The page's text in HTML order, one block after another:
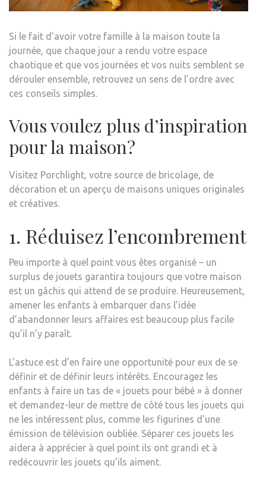
Si le fait d’avoir votre famille à la maison toute la
journée, que chaque jour a rendu votre espace
chaotique et que vos journées et vos nuits semblent se
dérouler ensemble, retrouvez un sens de l’ordre avec
ces conseils simples.
Vous voulez plus d’inspiration
pour la maison?
Visitez Porchlight, votre source de bricolage, de
décoration et un aperçu de maisons uniques originales
et créatives.
1. Réduisez l’encombrement
Peu importe à quel point vous êtes organisé – un
surplus de jouets garantira toujours que votre maison
est un gâchis qui attend de se produire. Heureusement,
amener les enfants à embarquer dans l’idée
d’abandonner leurs affaires est beaucoup plus facile
qu’il n’y paraît.
L’astuce est d’en faire une opportunité pour eux de se
définir et de définir leurs intérêts. Encouragez les
enfants à faire un tas de « jouets pour bébé » à donner
et demandez-leur de mettre de côté tous les jouets qui
ne les intéressent plus, comme les figurines d’une
émission de télévision oubliée. Séparer ces jouets les
aidera à apprécier à quel point ils ont grandi et à
redécouvrir les jouets qu’ils aiment.